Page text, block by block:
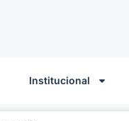
Institucional